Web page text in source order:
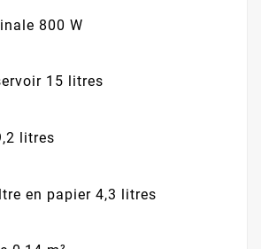
800 W
15 litres
litres
en papier 4,3 litres